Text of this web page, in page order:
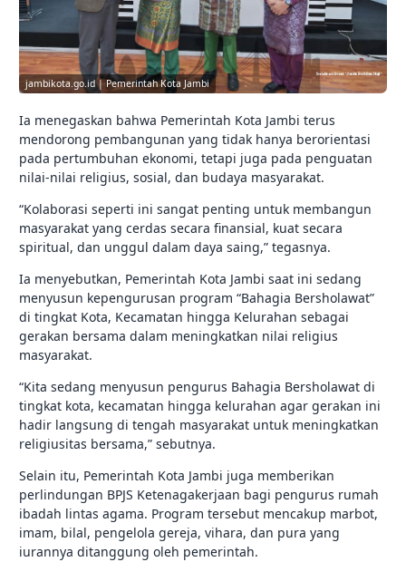
jambikota.go.id | Pemerintah Kota Jambi
Ia menegaskan bahwa Pemerintah Kota Jambi terus
mendorong pembangunan yang tidak hanya berorientasi
pada pertumbuhan ekonomi, tetapi juga pada penguatan
nilai-nilai religius, sosial, dan budaya masyarakat.
“Kolaborasi seperti ini sangat penting untuk membangun
masyarakat yang cerdas secara finansial, kuat secara
spiritual, dan unggul dalam daya saing,” tegasnya.
Ia menyebutkan, Pemerintah Kota Jambi saat ini sedang
menyusun kepengurusan program “Bahagia Bersholawat”
di tingkat Kota, Kecamatan hingga Kelurahan sebagai
gerakan bersama dalam meningkatkan nilai religius
masyarakat.
“Kita sedang menyusun pengurus Bahagia Bersholawat di
tingkat kota, kecamatan hingga kelurahan agar gerakan ini
hadir langsung di tengah masyarakat untuk meningkatkan
religiusitas bersama,” sebutnya.
Selain itu, Pemerintah Kota Jambi juga memberikan
perlindungan BPJS Ketenagakerjaan bagi pengurus rumah
ibadah lintas agama. Program tersebut mencakup marbot,
imam, bilal, pengelola gereja, vihara, dan pura yang
iurannya ditanggung oleh pemerintah.